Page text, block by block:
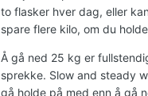
to flasker hver dag, eller
spare flere kilo, om du
Å gå ned 25 kg er
sprekke. Slow and steady
gå holde på med enn å gå